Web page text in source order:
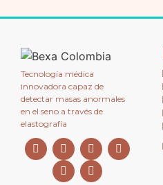
Tecnología médica
innovadora capaz de
detectar masas anormales
en el seno a través de
elastografía